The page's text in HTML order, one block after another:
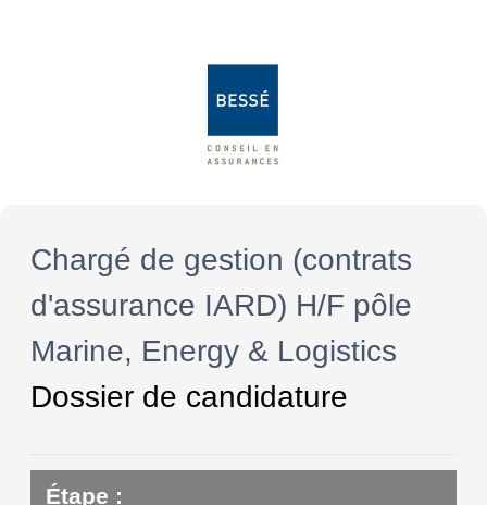
Chargé de gestion (contrats
d'assurance IARD) H/F pôle
Marine, Energy & Logistics
Dossier de candidature
Étape :